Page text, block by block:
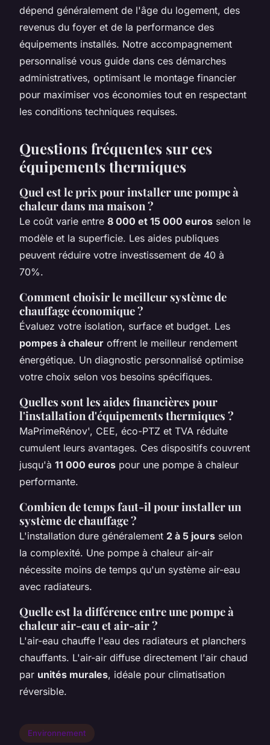
dépend généralement de l'âge du logement, des
revenus du foyer et de la performance des
équipements installés. Notre accompagnement
personnalisé vous guide dans ces démarches
administratives, optimisant le montage financier
pour maximiser vos économies tout en respectant
les conditions techniques requises.
Questions fréquentes sur ces
équipements thermiques
Quel est le prix pour installer une pompe à
chaleur dans ma maison ?
Le coût varie entre 8 000 et 15 000 euros selon le
modèle et la superficie. Les aides publiques
peuvent réduire votre investissement de 40 à
70%.
Comment choisir le meilleur système de
chauffage économique ?
Évaluez votre isolation, surface et budget. Les
pompes à chaleur offrent le meilleur rendement
énergétique. Un diagnostic personnalisé optimise
votre choix selon vos besoins spécifiques.
Quelles sont les aides financières pour
l'installation d'équipements thermiques ?
MaPrimeRénov', CEE, éco-PTZ et TVA réduite
cumulent leurs avantages. Ces dispositifs couvrent
jusqu'à 11 000 euros pour une pompe à chaleur
performante.
Combien de temps faut-il pour installer un
système de chauffage ?
L'installation dure généralement 2 à 5 jours selon
la complexité. Une pompe à chaleur air-air
nécessite moins de temps qu'un système air-eau
avec radiateurs.
Quelle est la différence entre une pompe à
chaleur air-eau et air-air ?
L'air-eau chauffe l'eau des radiateurs et planchers
chauffants. L'air-air diffuse directement l'air chaud
par unités murales, idéale pour climatisation
réversible.
Environnement